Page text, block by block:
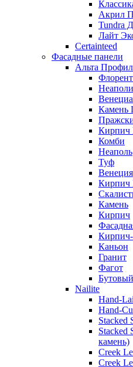
Акрил
Tundra
Лайт
Certainteed
Фасадные панели
Альта
Камень
Кирпич
Комби
Неаполь
Туф
Венеция
Кирпич
Камень
Кирпич
Каньон
Гранит
Фагот
Nailite
Hand-
Hand-
Stacked
Stacked
камень)
Creek
Creek